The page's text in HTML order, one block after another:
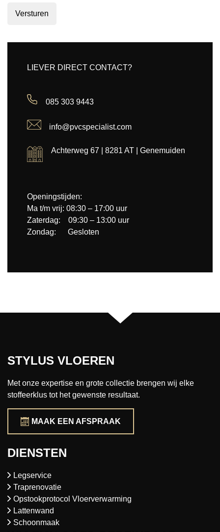
Versturen
LIEVER DIRECT CONTACT?
085 303 9443
info@pvcspecialist.com
Achterweg 67 | 8281 AT | Genemuiden
Openingstijden:
Ma t/m vrij: 08:30 – 17:00 uur
Zaterdag: 09:30 – 13:00 uur
Zondag: Gesloten
STYLUS VLOEREN
Met onze expertise en grote collectie brengen wij elke
stoffeerklus tot het gewenste resultaat.
MAAK EEN AFSPRAAK
DIENSTEN
Legservice
Traprenovatie
Opstookprotocol Vloerverwarming
Lattenwand
Schoonmaak